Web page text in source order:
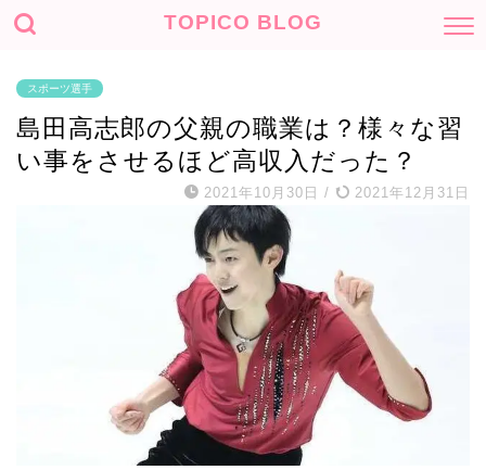
TOPICO BLOG
スポーツ選手
島田高志郎の父親の職業は？様々な習
い事をさせるほど高収入だった？
2021年10月30日 / 2021年12月31日